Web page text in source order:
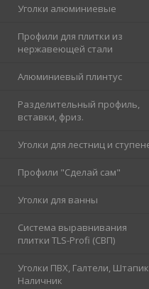
Уголки алюминиевые
Профили для плитки из
нержавеющей стали
Алюминиевый плинтус
Разделительный профиль,
вставки, фриз.
Уголки для лестниц и
Профили "Сделай сам"
Уголки для ванны
Система выравнивания
плитки TLS-Profi (СВП)
Уголки ПВХ, Галтели,
Наличник